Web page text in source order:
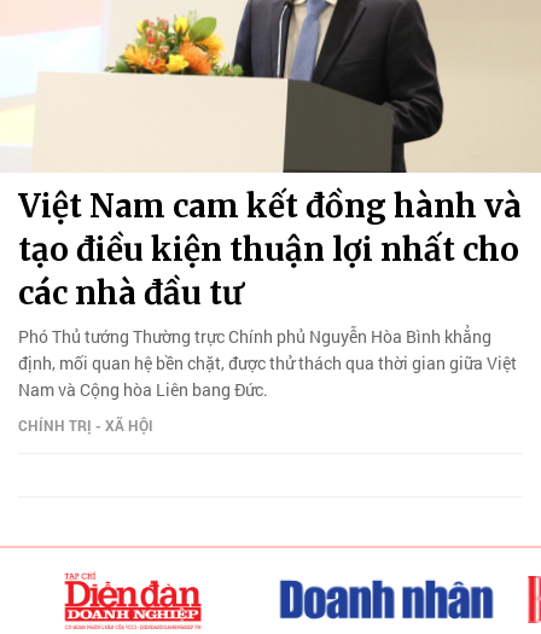
Việt Nam cam kết đồng hành và
tạo điều kiện thuận lợi nhất cho
các nhà đầu tư
Phó Thủ tướng Thường trực Chính phủ Nguyễn Hòa Bình khẳng
định, mối quan hệ bền chặt, được thử thách qua thời gian giữa Việt
Nam và Cộng hòa Liên bang Đức.
CHÍNH TRỊ - XÃ HỘI